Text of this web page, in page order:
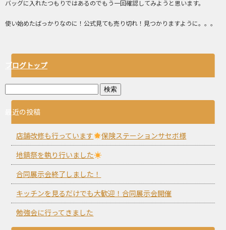
バッグに入れたつもりではあるのでもう一回確認してみようと思います。
使い始めたばっかりなのに！公式見ても売り切れ！見つかりますように。。。
ブログトップ
最近の投稿
店舗改修も行っています
保険ステーションサセボ様
地鎮祭を執り行いました
合同展示会終了しました！
キッチンを見るだけでも大歓迎！合同展示会開催
勉強会に行ってきました